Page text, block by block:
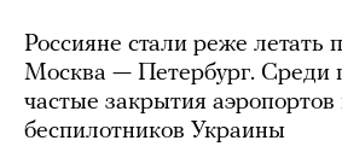
Россияне стали реже летать
Москва — Петербург. Среди
частые закрытия аэропортов
беспилотников Украины